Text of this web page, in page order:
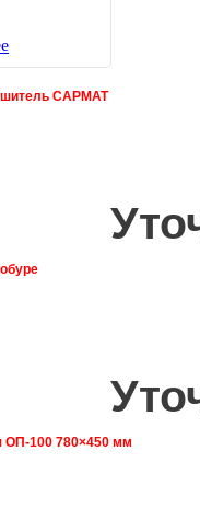
САРМАТ
ОП-100 780×450 мм